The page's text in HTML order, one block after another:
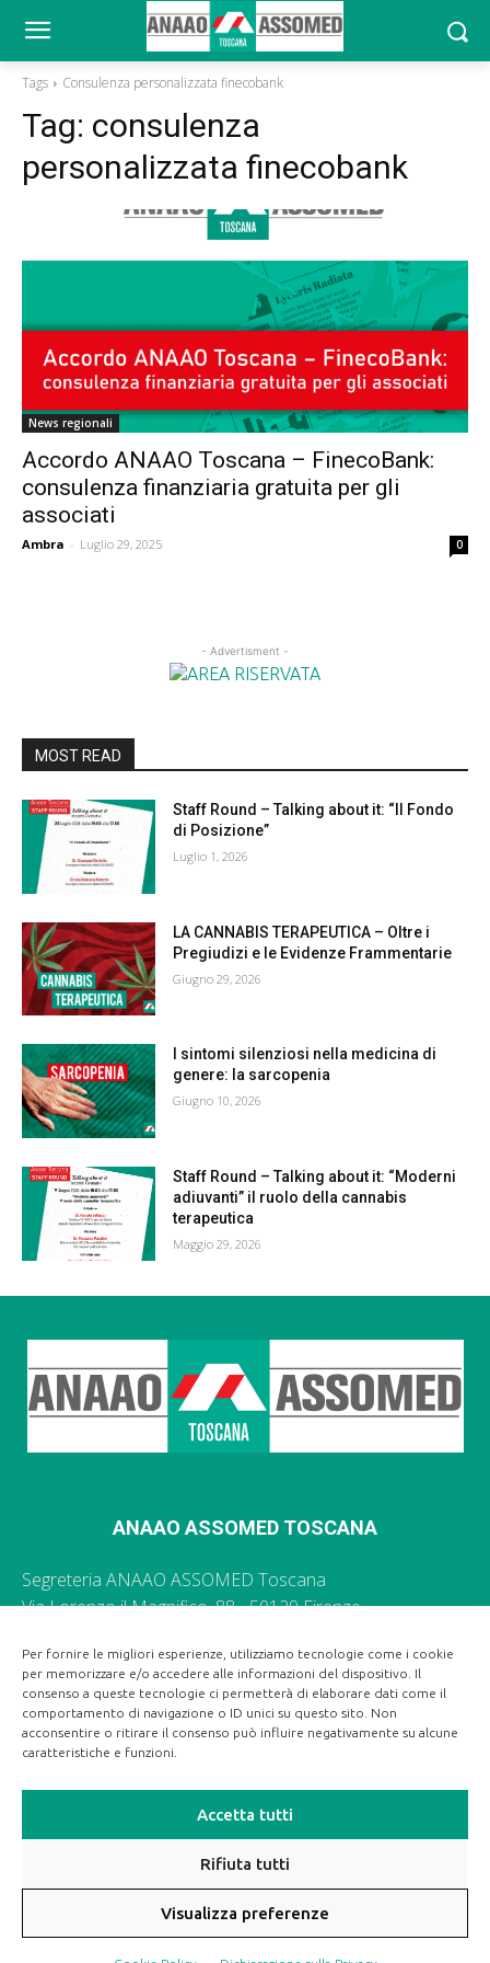
Per fornire le migliori esperienze, utilizziamo tecnologie come i cookie
per memorizzare e/o accedere alle informazioni del dispositivo. Il
consenso a queste tecnologie ci permetterà di elaborare dati come il
comportamento di navigazione o ID unici su questo sito. Non
acconsentire o ritirare il consenso può influire negativamente su alcune
caratteristiche e funzioni.
Accetta tutti
Rifiuta tutti
Visualizza preferenze
Tags Consulenza personalizzata finecobank
Tag: consulenza
personalizzata finecobank
News regionali
Accordo ANAAO Toscana – FinecoBank:
consulenza finanziaria gratuita per gli
associati
Ambra - Luglio 29, 2025 0
- Advertisment -
MOST READ
Staff Round – Talking about it: “Il Fondo
di Posizione”
Luglio 1, 2026
LA CANNABIS TERAPEUTICA – Oltre i
Pregiudizi e le Evidenze Frammentarie
Giugno 29, 2026
I sintomi silenziosi nella medicina di
genere: la sarcopenia
Giugno 10, 2026
Staff Round – Talking about it: “Moderni
adiuvanti” il ruolo della cannabis
terapeutica
Maggio 29, 2026
ANAAO ASSOMED TOSCANA
Segreteria ANAAO ASSOMED Toscana
Via Lorenzo il Magnifico, 88 - 50129 Firenze
Ufficio Stampa Regionale ANAAO ASSOMED Toscana
055 496035 - segr.toscana@anaao.it